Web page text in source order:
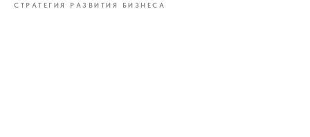
СТРАТЕГИЯ РАЗВИТИЯ БИЗНЕСА